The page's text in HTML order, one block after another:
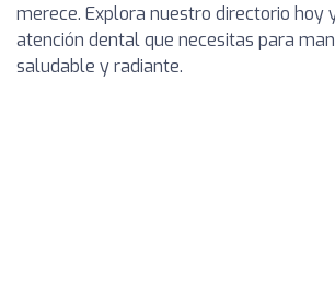
merece. Explora nuestro directorio hoy
atención dental que necesitas para
saludable y radiante.